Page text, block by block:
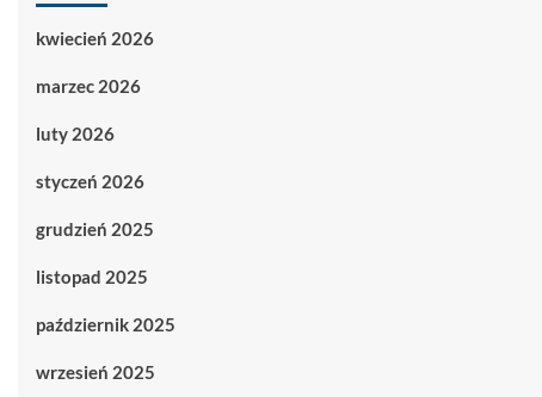
kwiecień 2026
marzec 2026
luty 2026
styczeń 2026
grudzień 2025
listopad 2025
październik 2025
wrzesień 2025